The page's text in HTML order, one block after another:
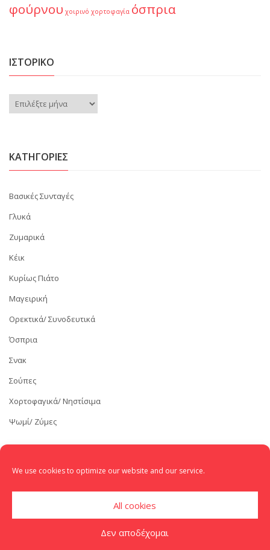
We use cookies to optimize our website and our service.
All cookies
Δεν αποδέχομαι
φούρνου χοιρινό χορτοφαγία όσπρια
ΙΣΤΟΡΙΚΌ
Ιστορικό
KΑΤΗΓΟΡΊΕΣ
Βασικές Συνταγές
Γλυκά
Ζυμαρικά
Κέικ
Κυρίως Πιάτο
Μαγειρική
Ορεκτικά/ Συνοδευτικά
Όσπρια
Σνακ
Σούπες
Χορτοφαγικά/ Νηστίσιμα
Ψωμί/ Ζύμες
Copyright 2015Ξύλινο Κουτάλι